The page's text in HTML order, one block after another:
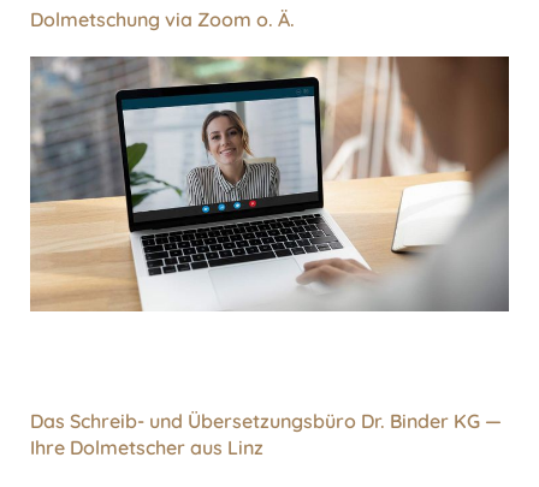
Dolmetschung via Zoom o. Ä.
Das Schreib- und Übersetzungsbüro Dr. Binder KG —
Ihre Dolmetscher aus Linz